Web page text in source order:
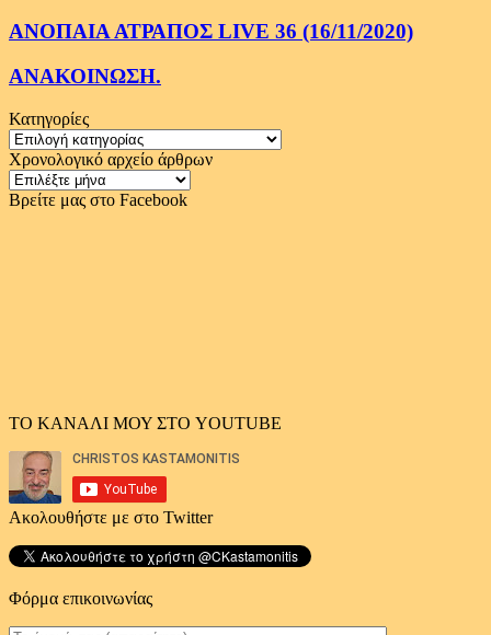
ΑΝΟΠΑΙΑ ΑΤΡΑΠΟΣ LIVE 36 (16/11/2020)
ΑΝΑΚΟΙΝΩΣΗ.
Κατηγορίες
Κατηγορίες
Χρονολογικό αρχείο άρθρων
Χρονολογικό
αρχείο
Βρείτε μας στο Facebook
ΤΟ ΚΑΝΑΛΙ ΜΟΥ ΣΤΟ YOUTUBE
Ακολουθήστε με στο Twitter
Φόρμα επικοινωνίας